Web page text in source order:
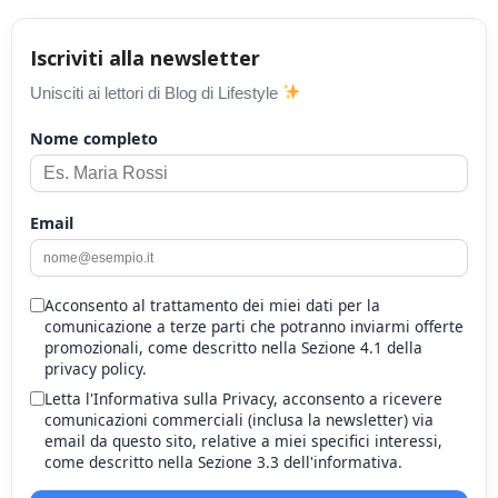
Iscriviti alla newsletter
Unisciti ai lettori di Blog di Lifestyle
Nome completo
Email
Acconsento al trattamento dei miei dati per la
comunicazione a terze parti che potranno inviarmi offerte
promozionali, come descritto nella Sezione 4.1 della
privacy policy.
Letta l'Informativa sulla Privacy, acconsento a ricevere
comunicazioni commerciali (inclusa la newsletter) via
email da questo sito, relative a miei specifici interessi,
come descritto nella Sezione 3.3 dell'informativa.